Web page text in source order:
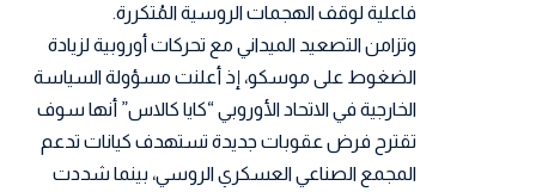
فاعلية لوقف الهجمات الروسية المُتكررة.
وتزامن التصعيد الميداني مع تحركات أوروبية لزيادة
الضغوط على موسكو، إذ أعلنت مسؤولة السياسة
الخارجية في الاتحاد الأوروبي “كايا كالاس” أنها سوف
تقترح فرض عقوبات جديدة تستهدف كيانات تدعم
المجمع الصناعي العسكري الروسي، بينما شددت